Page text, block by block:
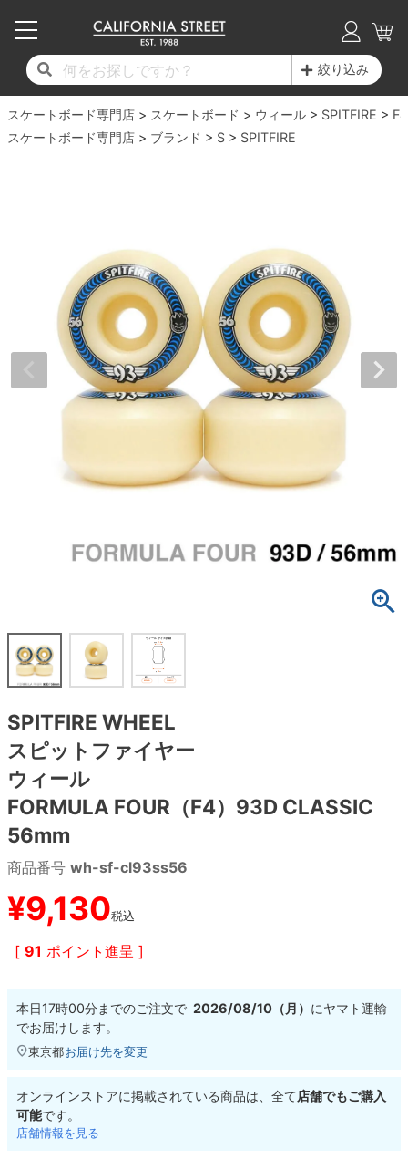
絞り込み
スケートボード専門店 スケートボード ウィール SPITFIRE
F4
スケートボード専門店
ブランド S SPITFIRE
SPITFIRE WHEEL
スピットファイヤー
ウィール
FORMULA FOUR（F4）93D CLASSIC
56mm
商品番号 wh-sf-cl93ss56
¥9,130税込
[ 91 ポイント進呈 ]
本日17時00分までのご注文で 2026/08/10（月） にヤマト運輸
でお届けします。
東京都お届け先を変更
オンラインストアに掲載されている商品は、全て店舗でもご購入
可能です。
店舗情報を見る
17時までのご注文は当日発送！
11,000円以上で送料無料！
毎月1日はポイント5倍！10日と20日は3倍！
17時までのご注文は当日発送！
11,000円以上で送料無料！
毎月1日はポイント5倍！10日と20日は3倍！
サイズからデッキを選ぶ
子供用デッキ
7.0inch以下
7.6inch
7.7inch
8.4inch
8.5inch
8.6inch
8.7inch
8.8inch
8.9inch
9.0inch以上
シェイプデッキ
高性能デッキ
トラック
17時までのご注文は当日発送！
11,000円以上で送料無料！
毎月1日はポイント5倍！10日と20日は3倍！
適合デッキサイズから選ぶ
7.0inch以下
7.2inch
7.7inch
7.8inch
8.5inch
8.6inch
8.7inch
8.8inch
8.9inch
9.0inch以上
ウィール
17時までのご注文は当日発送！
11,000円以上で送料無料！
毎月1日はポイント5倍！10日と20日は3倍！
ウィールをサイズから選ぶ
50mm
51mm
55mm
56mm
64mm
65mm
70mm
72mm
75mm
110mm
スピットファイヤー F4（フォーミュラフォ
ボーンズ XF（エックスフォーミュラ）
ボーンズ STF（エスティーエフ）
パウエルペラルタ DF（ドラゴンフォーミュ
ベアリング
デッキテープ
パーツ・その他
練習用アイテム（初心者におすすめ）
スケートケース・バッグ
メディア（雑誌・DVD・CD）
17時までのご注文は当日発送！
11,000円以上で送料無料！
毎月1日はポイント5倍！10日と20日は3倍！
シューズをサイズから選ぶ
20cm
21cm
23.5cm
24cm
25.5cm
27.5cm
28cm
28.5cm
29cm
29.5cm
30cm
サンダル
インソール
シューレース・その他
17時までのご注文は当日発送！
11,000円以上で送料無料！
毎月1日はポイント5倍！10日と20日は3倍！
ジャケット
パーカー
トレーナー・セーター
パンツ
長袖ボタンシャツ
キャップ
ソックス
アンダーウエア
サイズの測り方
17時までのご注文は当日発送！
11,000円以上で送料無料！
毎月1日はポイント5倍！10日と20日は3倍！
17時までのご注文は当日発送！
11,000円以上で送料無料！
毎月1日はポイント5倍！10日と20日は3倍！
スタッフおすすめアイテム
ブランド紹介
INFO
17時までのご注文は当日発送！
11,000円以上で送料無料！
毎月1日はポイント5倍！10日と20日は3倍！
スタッフ紹介
カリフォルニアストリートの歴史
求人情報
プライバシーポリシー